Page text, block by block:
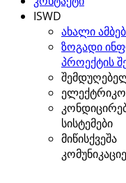
ISWD
ახალი
ზოგადი
პროექტის
სისტემები
მიწისქვეშა